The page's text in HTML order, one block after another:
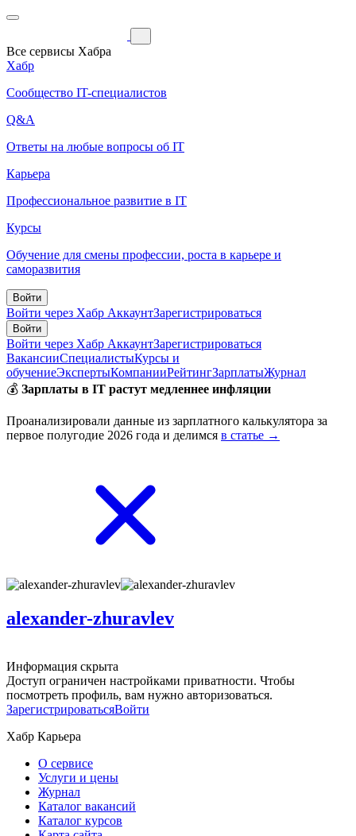
Все сервисы Хабра
Хабр
Сообщество IT-специалистов
Q&A
Ответы на любые вопросы об IT
Карьера
Профессиональное развитие в IT
Курсы
Обучение для смены профессии, роста в карьере и
саморазвития
Войти
Войти через Хабр АккаунтЗарегистрироваться
Войти
Войти через Хабр АккаунтЗарегистрироваться
ВакансииСпециалистыКурсы и
обучениеЭкспертыКомпанииРейтингЗарплатыЖурнал
💰 Зарплаты в IT растут медленнее инфляции
Проанализировали данные из зарплатного калькулятора за
первое полугодие 2026 года и делимся в статье →
alexander-zhuravlev
Информация скрыта
Доступ ограничен настройками приватности. Чтобы
посмотреть профиль, вам нужно авторизоваться.
ЗарегистрироватьсяВойти
Хабр Карьера
О сервисе
Услуги и цены
Журнал
Каталог вакансий
Каталог курсов